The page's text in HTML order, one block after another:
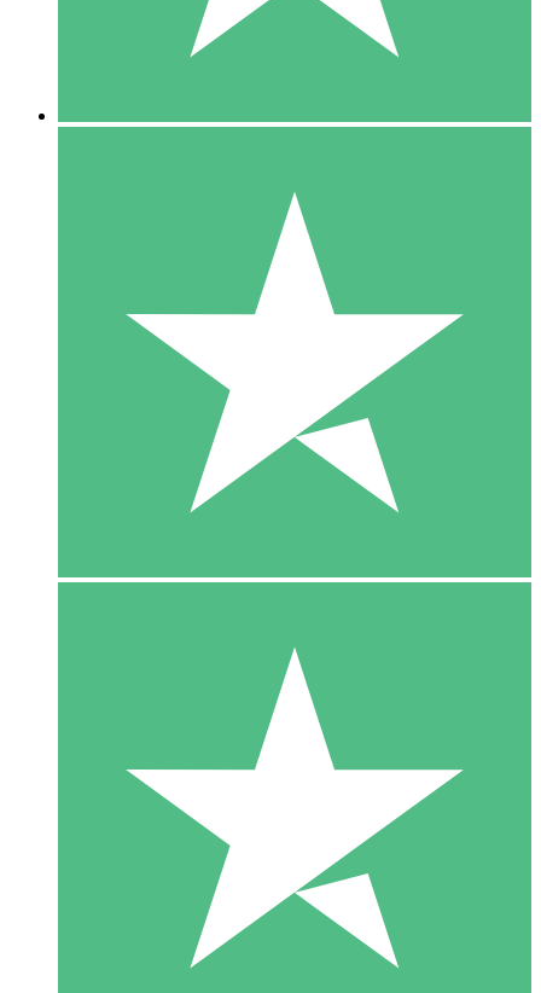
10 Téléchargements
20 00